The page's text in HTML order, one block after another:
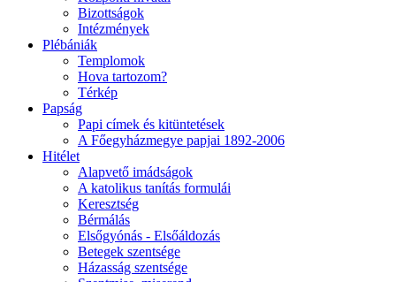
Bizottságok
Intézmények
Plébániák
Templomok
Hova tartozom?
Térkép
Papság
Papi címek és kitüntetések
A Főegyházmegye papjai 1892-2006
Hitélet
Alapvető imádságok
A katolikus tanítás formulái
Keresztség
Bérmálás
Elsőgyónás - Elsőáldozás
Betegek szentsége
Házasság szentsége